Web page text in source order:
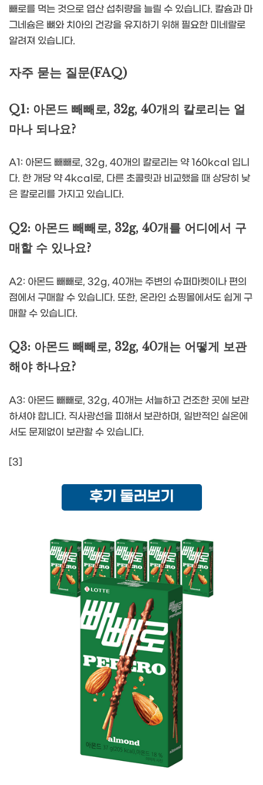
빼로를 먹는 것으로 엽산 섭취량을 늘릴 수 있습니다. 칼슘과 마
그네슘은 뼈와 치아의 건강을 유지하기 위해 필요한 미네랄로
알려져 있습니다.
자주 묻는 질문(FAQ)
Q1: 아몬드 빼빼로, 32g, 40개의 칼로리는 얼
마나 되나요?
A1: 아몬드 빼빼로, 32g, 40개의 칼로리는 약 160kcal 입니
다. 한 개당 약 4kcal로, 다른 초콜릿과 비교했을 때 상당히 낮
은 칼로리를 가지고 있습니다.
Q2: 아몬드 빼빼로, 32g, 40개를 어디에서 구
매할 수 있나요?
A2: 아몬드 빼빼로, 32g, 40개는 주변의 슈퍼마켓이나 편의
점에서 구매할 수 있습니다. 또한, 온라인 쇼핑몰에서도 쉽게 구
매할 수 있습니다.
Q3: 아몬드 빼빼로, 32g, 40개는 어떻게 보관
해야 하나요?
A3: 아몬드 빼빼로, 32g, 40개는 서늘하고 건조한 곳에 보관
하셔야 합니다. 직사광선을 피해서 보관하며, 일반적인 실온에
서도 문제없이 보관할 수 있습니다.
[3]
후기 둘러보기